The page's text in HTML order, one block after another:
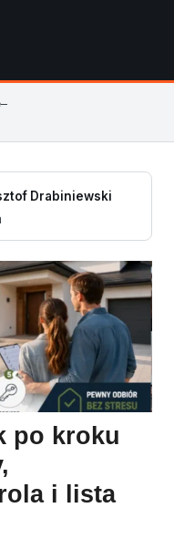
–
Drabiniewski
po kroku
i lista